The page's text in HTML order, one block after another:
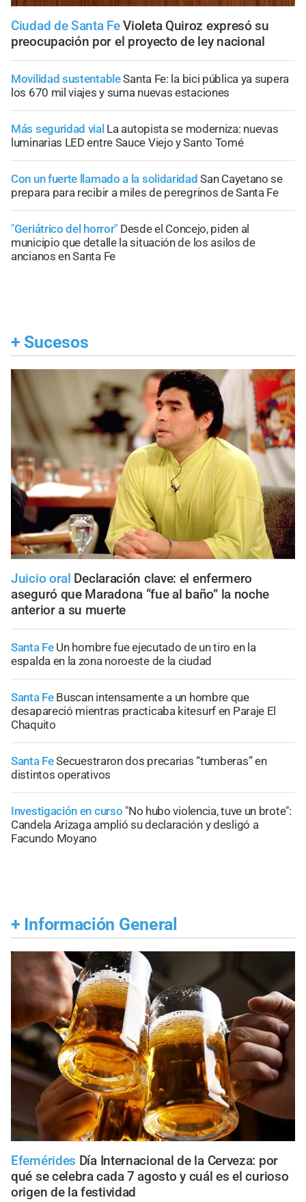
Ciudad de Santa Fe Violeta Quiroz expresó su
preocupación por el proyecto de ley nacional
Movilidad sustentableSanta Fe: la bici pública ya supera
los 670 mil viajes y suma nuevas estaciones
Más seguridad vial La autopista se moderniza: nuevas
luminarias LED entre Sauce Viejo y Santo Tomé
Con un fuerte llamado a la solidaridad San Cayetano se
prepara para recibir a miles de peregrinos de Santa Fe
"Geriátrico del horror" Desde el Concejo, piden al
municipio que detalle la situación de los asilos de
ancianos en Santa Fe
+ Sucesos
Juicio oral Declaración clave: el enfermero
aseguró que Maradona “fue al baño” la noche
anterior a su muerte
Santa Fe Un hombre fue ejecutado de un tiro en la
espalda en la zona noroeste de la ciudad
Santa Fe Buscan intensamente a un hombre que
desapareció mientras practicaba kitesurf en Paraje El
Chaquito
Santa FeSecuestraron dos precarias “tumberas” en
distintos operativos
Investigación en curso "No hubo violencia, tuve un brote":
Candela Arizaga amplió su declaración y desligó a
Facundo Moyano
+ Información General
Efemérides Día Internacional de la Cerveza: por
qué se celebra cada 7 agosto y cuál es el curioso
origen de la festividad